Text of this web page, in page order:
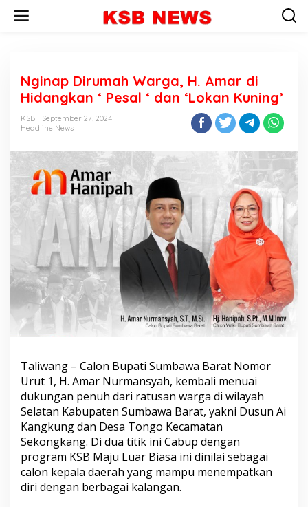
Nginap Dirumah Warga, H. Amar di
Hidangkan ‘ Pesal ‘ dan ‘Lokan Kuning’
KSB
September 27, 2024
Headline News
Taliwang – Calon Bupati Sumbawa Barat Nomor
Urut 1, H. Amar Nurmansyah, kembali menuai
dukungan penuh dari ratusan warga di wilayah
Selatan Kabupaten Sumbawa Barat, yakni Dusun Ai
Kangkung dan Desa Tongo Kecamatan
Sekongkang. Di dua titik ini Cabup dengan
program KSB Maju Luar Biasa ini dinilai sebagai
calon kepala daerah yang mampu menempatkan
diri dengan berbagai kalangan.